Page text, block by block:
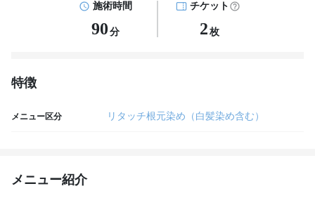
施術時間
90 分
チケット
2 枚
特徴
メニュー区分 リタッチ根元染め（白髪染め含む）
メニュー紹介